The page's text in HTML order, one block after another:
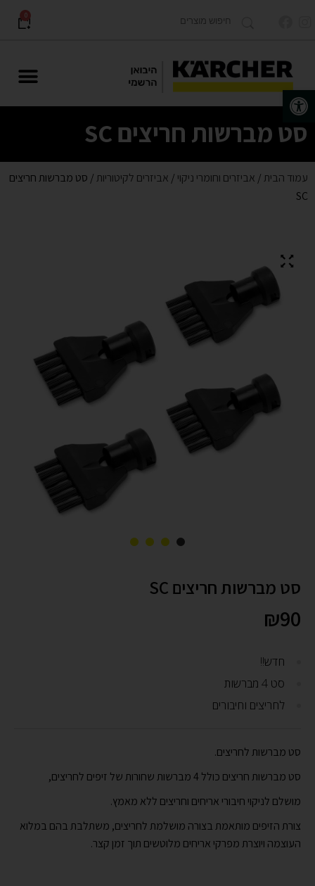
פתח סרגל נגישות
0
סט מברשות חריצים SC
עמוד הבית/ אביזרים וחומרי ניקוי / אביזרים לקיטוריות/ סט מברשות חריצים
SC
סט מברשות חריצים SC
₪90
חדש!!
סט 4 מברשות
לחריצים וחיבורים
סט מברשות לחריצים.
סט מברשות חריצים כולל 4 מברשות שחורות של זיפים לחריצים,
מושלם לניקוי חיבורי אריחים וחריצים ללא מאמץ.
צורת הזיפים מותאמת בצורה מושלמת לחריצים, משתלבת בהם במלוא
העוצמה ויוצרת מפרקי אריחים מלוטשים תוך זמן קצר.